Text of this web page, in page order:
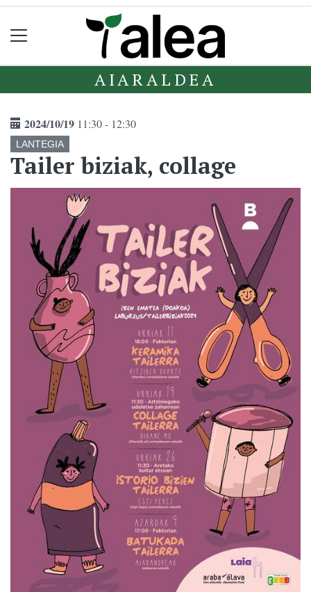
AIARALDEA
2024/10/19 11:30 - 12:30
LANTEGIA
Tailer biziak, collage